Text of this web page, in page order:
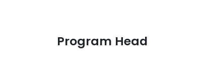
Program Head